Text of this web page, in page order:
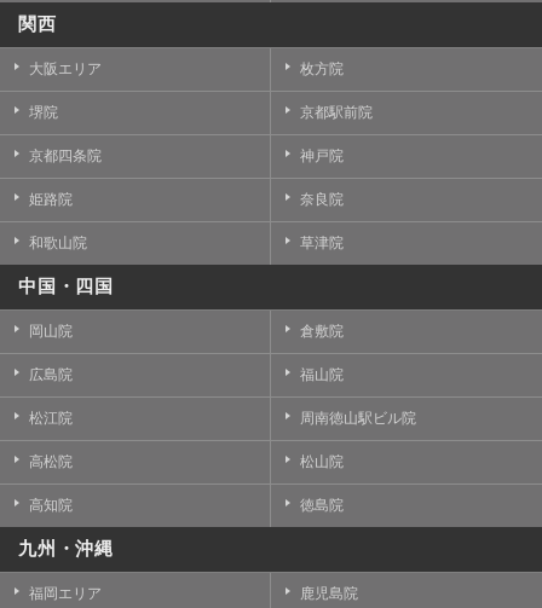
関西
大阪エリア 枚方院
堺院 京都駅前院
京都四条院 神戸院
姫路院 奈良院
和歌山院 草津院
中国・四国
岡山院 倉敷院
広島院 福山院
松江院 周南徳山駅ビル院
高松院 松山院
高知院 徳島院
九州・沖縄
福岡エリア 鹿児島院